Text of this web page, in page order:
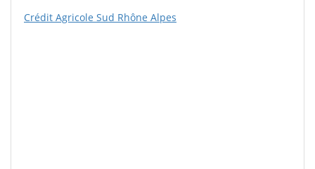
Crédit Agricole Sud Rhône Alpes